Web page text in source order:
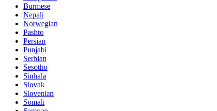
Burmese
Nepali
Norwegian
Pashto
Persian
Punjabi
Serbian
Sesotho
Sinhala
Slovak
Slovenian
Somali